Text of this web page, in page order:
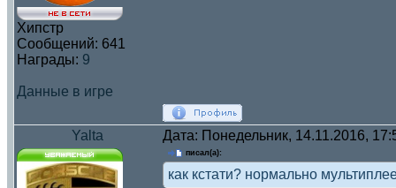
Хипстр
Сообщений: 641
Награды: 9
Данные в игре
Yalta Дата: Понедельник, 14.11.2016,
писал(а):
как кстати? нормально